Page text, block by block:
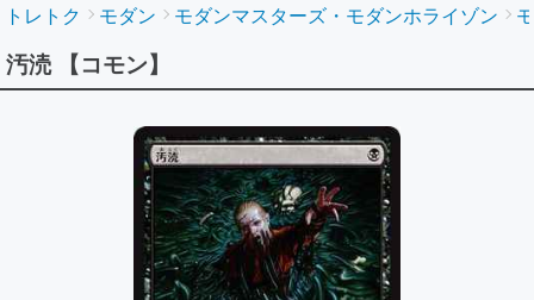
トレトク モダン モダンマスターズ・モダンホライゾン
汚涜 【コモン】